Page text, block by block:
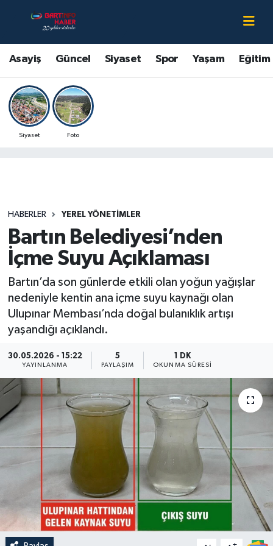
Asayiş Güncel Siyaset Spor Yaşam Eğitim
Siyaset Foto
HABERLER YEREL YÖNETIMLER
Bartın Belediyesi’nden
İçme Suyu Açıklaması
Bartın’da son günlerde etkili olan yoğun yağışlar
nedeniyle kentin ana içme suyu kaynağı olan
Ulupınar Membası’nda doğal bulanıklık artışı
yaşandığı açıklandı.
30.05.2026 - 15:22
YAYINLANMA
5
PAYLAŞIM
1 DK
OKUNMA SÜRESI
Asayiş
Bartın Hakkında
Çevre
Eğitim
Kültür-Sanat
Magazin
Medya
Sağlık
Sinema
Sivil Toplum
Siyaset
Spor
Tarım
Turizm
Yaşam
Bartın Nöbetçi Eczaneler
Bartın Hava Durumu
Bartin Namaz Vakitleri
Bartın Trafik Yoğunluk Haritası
Son Dakika Haberleri
Haber Arşivi